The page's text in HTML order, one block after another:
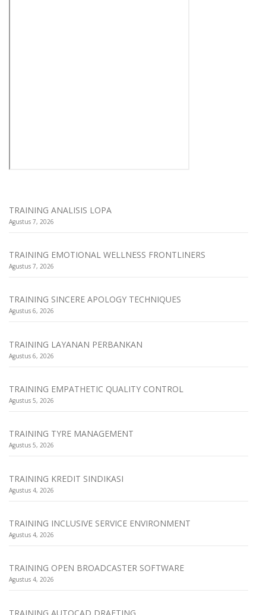
TRAINING ANALISIS LOPA
Agustus 7, 2026
TRAINING EMOTIONAL WELLNESS FRONTLINERS
Agustus 7, 2026
TRAINING SINCERE APOLOGY TECHNIQUES
Agustus 6, 2026
TRAINING LAYANAN PERBANKAN
Agustus 6, 2026
TRAINING EMPATHETIC QUALITY CONTROL
Agustus 5, 2026
TRAINING TYRE MANAGEMENT
Agustus 5, 2026
TRAINING KREDIT SINDIKASI
Agustus 4, 2026
TRAINING INCLUSIVE SERVICE ENVIRONMENT
Agustus 4, 2026
TRAINING OPEN BROADCASTER SOFTWARE
Agustus 4, 2026
TRAINING AUTOCAD DRAFTING